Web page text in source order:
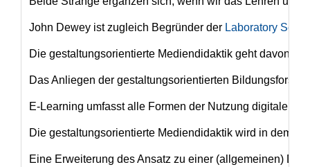
John Dewey ist zugleich Begründer der Laboratory
Die gestaltungsorientierte Mediendidaktik geht davon
Das Anliegen der gestaltungsorientierten
E-Learning umfasst alle Formen der Nutzung digitaler
Die gestaltungsorientierte Mediendidaktik wird in dem
Eine Erweiterung des Ansatz zu einer (allgemeinen)